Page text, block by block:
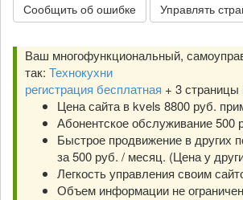
Сообщить об ошибке Управлять
Ваш многофункциональный,
так: Технокухни
регистрация бесплатная + 3
Цена сайта в kvels 8800 руб.
Абонентское обслуживание 500
Быстрое продвижение в других
за 500 руб. / месяц. (Цена у
Легкость управления своим
Объем информации не